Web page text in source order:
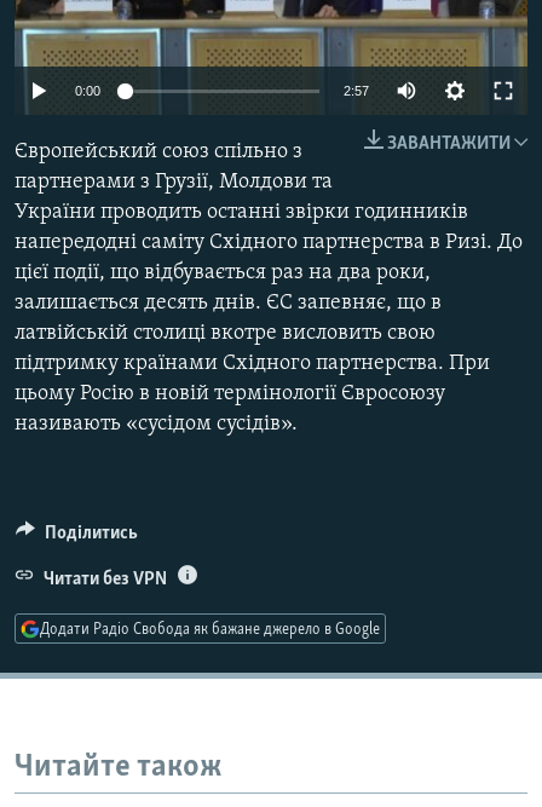
МУЛЬТИМЕДІА
ФОТО
СПЕЦПРОЄКТИ
ПОДКАСТИ
КРИМ РЕАЛІЇ
РУС
УКР
КТАТ
ДОЛУЧАЙСЯ!
Усі сайти RFE/RL
0:00 2:57
ЗАВАНТАЖИТИ
Європейський союз спільно з
партнерами з Грузії, Молдови та
України проводить останні звірки годинників
напередодні саміту Східного партнерства в Ризі. До
цієї події, що відбувається раз на два роки,
залишається десять днів. ЄС запевняє, що в
латвійській столиці вкотре висловить свою
підтримку країнами Східного партнерства. При
цьому Росію в новій термінології Євросоюзу
називають «сусідом сусідів».
Поділитись
Читати без VPN
Додати Радіо Свобода як бажане джерело в Google
Читайте також